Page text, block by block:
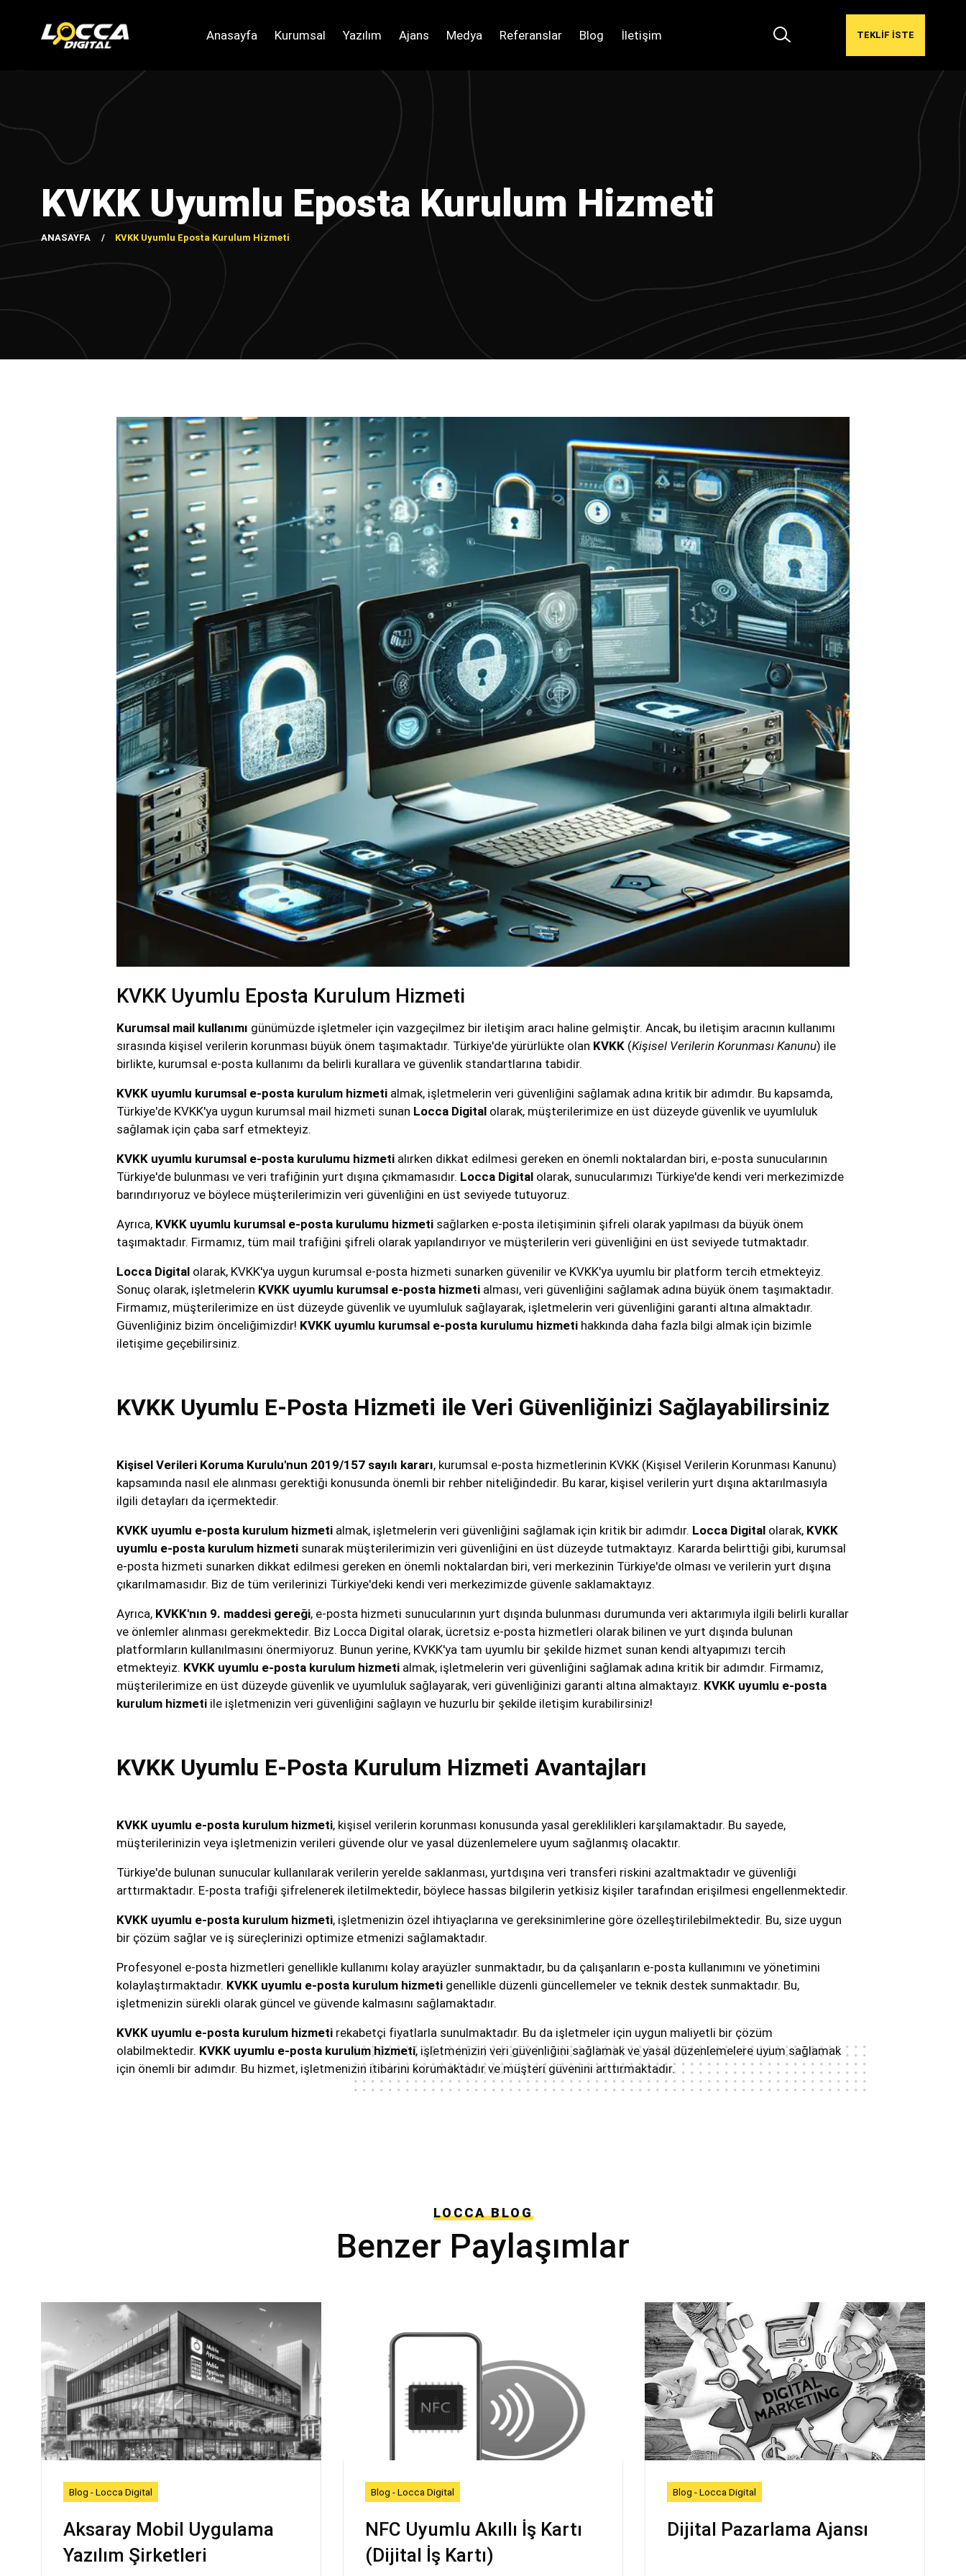
Anasayfa Kurumsal Yazılım Ajans Medya Referanslar Blog İletişim TEKLİF İSTE
KVKK Uyumlu Eposta Kurulum Hizmeti
ANASAYFA KVKK Uyumlu Eposta Kurulum Hizmeti
KVKK Uyumlu Eposta Kurulum Hizmeti
Kurumsal mail kullanımı günümüzde işletmeler için vazgeçilmez bir iletişim aracı haline gelmiştir. Ancak, bu iletişim aracının kullanımı
sırasında kişisel verilerin korunması büyük önem taşımaktadır. Türkiye'de yürürlükte olan KVKK (Kişisel Verilerin Korunması Kanunu) ile
birlikte, kurumsal e-posta kullanımı da belirli kurallara ve güvenlik standartlarına tabidir.
KVKK uyumlu kurumsal e-posta kurulum hizmeti almak, işletmelerin veri güvenliğini sağlamak adına kritik bir adımdır. Bu kapsamda,
Türkiye'de KVKK'ya uygun kurumsal mail hizmeti sunan Locca Digital olarak, müşterilerimize en üst düzeyde güvenlik ve uyumluluk
sağlamak için çaba sarf etmekteyiz.
KVKK uyumlu kurumsal e-posta kurulumu hizmeti alırken dikkat edilmesi gereken en önemli noktalardan biri, e-posta sunucularının
Türkiye'de bulunması ve veri trafiğinin yurt dışına çıkmamasıdır. Locca Digital olarak, sunucularımızı Türkiye'de kendi veri merkezimizde
barındırıyoruz ve böylece müşterilerimizin veri güvenliğini en üst seviyede tutuyoruz.
Ayrıca, KVKK uyumlu kurumsal e-posta kurulumu hizmeti sağlarken e-posta iletişiminin şifreli olarak yapılması da büyük önem
taşımaktadır. Firmamız, tüm mail trafiğini şifreli olarak yapılandırıyor ve müşterilerin veri güvenliğini en üst seviyede tutmaktadır.
Locca Digital olarak, KVKK'ya uygun kurumsal e-posta hizmeti sunarken güvenilir ve KVKK'ya uyumlu bir platform tercih etmekteyiz.
Sonuç olarak, işletmelerin KVKK uyumlu kurumsal e-posta hizmeti alması, veri güvenliğini sağlamak adına büyük önem taşımaktadır.
Firmamız, müşterilerimize en üst düzeyde güvenlik ve uyumluluk sağlayarak, işletmelerin veri güvenliğini garanti altına almaktadır.
Güvenliğiniz bizim önceliğimizdir! KVKK uyumlu kurumsal e-posta kurulumu hizmeti hakkında daha fazla bilgi almak için bizimle
iletişime geçebilirsiniz.
KVKK Uyumlu E-Posta Hizmeti ile Veri Güvenliğinizi Sağlayabilirsiniz
Kişisel Verileri Koruma Kurulu'nun 2019/157 sayılı kararı, kurumsal e-posta hizmetlerinin KVKK (Kişisel Verilerin Korunması Kanunu)
kapsamında nasıl ele alınması gerektiği konusunda önemli bir rehber niteliğindedir. Bu karar, kişisel verilerin yurt dışına aktarılmasıyla
ilgili detayları da içermektedir.
KVKK uyumlu e-posta kurulum hizmeti almak, işletmelerin veri güvenliğini sağlamak için kritik bir adımdır. Locca Digital olarak, KVKK
uyumlu e-posta kurulum hizmeti sunarak müşterilerimizin veri güvenliğini en üst düzeyde tutmaktayız. Kararda belirttiği gibi, kurumsal
e-posta hizmeti sunarken dikkat edilmesi gereken en önemli noktalardan biri, veri merkezinin Türkiye'de olması ve verilerin yurt dışına
çıkarılmamasıdır. Biz de tüm verilerinizi Türkiye'deki kendi veri merkezimizde güvenle saklamaktayız.
Ayrıca, KVKK'nın 9. maddesi gereği, e-posta hizmeti sunucularının yurt dışında bulunması durumunda veri aktarımıyla ilgili belirli kurallar
ve önlemler alınması gerekmektedir. Biz Locca Digital olarak, ücretsiz e-posta hizmetleri olarak bilinen ve yurt dışında bulunan
platformların kullanılmasını önermiyoruz. Bunun yerine, KVKK'ya tam uyumlu bir şekilde hizmet sunan kendi altyapımızı tercih
etmekteyiz. KVKK uyumlu e-posta kurulum hizmeti almak, işletmelerin veri güvenliğini sağlamak adına kritik bir adımdır. Firmamız,
müşterilerimize en üst düzeyde güvenlik ve uyumluluk sağlayarak, veri güvenliğinizi garanti altına almaktayız. KVKK uyumlu e-posta
kurulum hizmeti ile işletmenizin veri güvenliğini sağlayın ve huzurlu bir şekilde iletişim kurabilirsiniz!
KVKK Uyumlu E-Posta Kurulum Hizmeti Avantajları
KVKK uyumlu e-posta kurulum hizmeti, kişisel verilerin korunması konusunda yasal gereklilikleri karşılamaktadır. Bu sayede,
müşterilerinizin veya işletmenizin verileri güvende olur ve yasal düzenlemelere uyum sağlanmış olacaktır.
Türkiye'de bulunan sunucular kullanılarak verilerin yerelde saklanması, yurtdışına veri transferi riskini azaltmaktadır ve güvenliği
arttırmaktadır. E-posta trafiği şifrelenerek iletilmektedir, böylece hassas bilgilerin yetkisiz kişiler tarafından erişilmesi engellenmektedir.
KVKK uyumlu e-posta kurulum hizmeti, işletmenizin özel ihtiyaçlarına ve gereksinimlerine göre özelleştirilebilmektedir. Bu, size uygun
bir çözüm sağlar ve iş süreçlerinizi optimize etmenizi sağlamaktadır.
Profesyonel e-posta hizmetleri genellikle kullanımı kolay arayüzler sunmaktadır, bu da çalışanların e-posta kullanımını ve yönetimini
kolaylaştırmaktadır. KVKK uyumlu e-posta kurulum hizmeti genellikle düzenli güncellemeler ve teknik destek sunmaktadır. Bu,
işletmenizin sürekli olarak güncel ve güvende kalmasını sağlamaktadır.
KVKK uyumlu e-posta kurulum hizmeti rekabetçi fiyatlarla sunulmaktadır. Bu da işletmeler için uygun maliyetli bir çözüm
olabilmektedir. KVKK uyumlu e-posta kurulum hizmeti, işletmenizin veri güvenliğini sağlamak ve yasal düzenlemelere uyum sağlamak
için önemli bir adımdır. Bu hizmet, işletmenizin itibarını korumaktadır ve müşteri güvenini arttırmaktadır.
LOCCA BLOG
Benzer Paylaşımlar
Blog - Locca Digital
Aksaray Mobil Uygulama
Yazılım Şirketleri
Blog - Locca Digital
NFC Uyumlu Akıllı İş Kartı
(Dijital İş Kartı)
Blog - Locca Digital
Dijital Pazarlama Ajansı